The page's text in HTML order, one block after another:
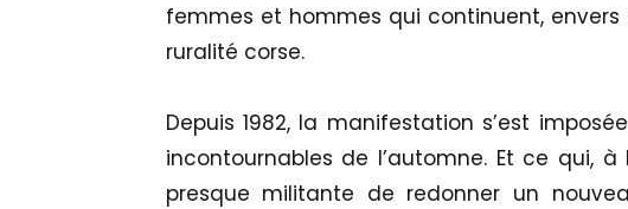
femmes et hommes qui continuent,
ruralité corse.
Depuis 1982, la manifestation s’est
incontournables de l’automne. Et ce qui, à
presque militante de redonner un